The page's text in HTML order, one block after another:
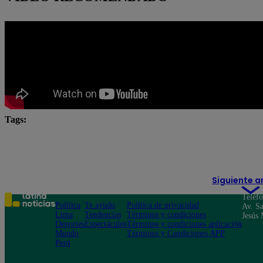
Tags:
Siguiente
Política
Lima
Deportes
Mundo
Perú
Te ayudo
Tendencias
Espectáculos
Política de privacidad
Términos y condiciones
Términos y condiciones aplicación
Términos y Condiciones APP
Av.
Jesús